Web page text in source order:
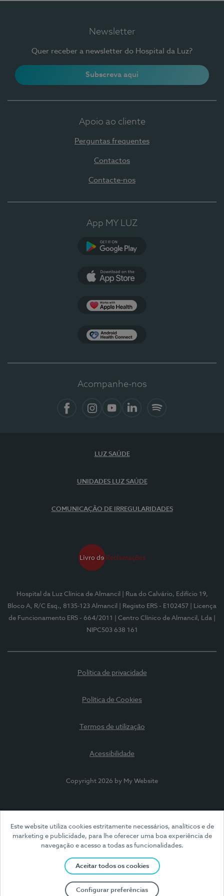
Este website utiliza cookies estritamente necessários, analíticos e de
marketing e publicidade, para lhe oferecer uma boa experiência de
navegação e acesso a todas as funcionalidades.
Aceitar todos os cookies
Configurar preferências
Newsletter
Quer receber a newsletter do Hospital da Luz?
Subscreva aqui
Apoio ao cliente
Perguntas frequentes
Contactos
Contacte-nos
App MY LUZ
Acompanhe-nos
LUZ SAÚDE
UNIDADES LUZ SAÚDE
COMUNICAÇÃO DE IRREGULARIDADES
Hospital da Luz Clínica de Almancil
| Rua do Calvário, Edifício 19,
Bloco A, R/C Esq., 8135-123 Almancil
| Registo ERS - E102457
| Licença
de Funcionamento ERS - 664/2011
| Centro Clínico de Almancil, Lda
NIPC503 638 161
Política de privacidade
Política de Cookies
Termos de utilização
Acessibilidade
Copyright 2026 by My Website